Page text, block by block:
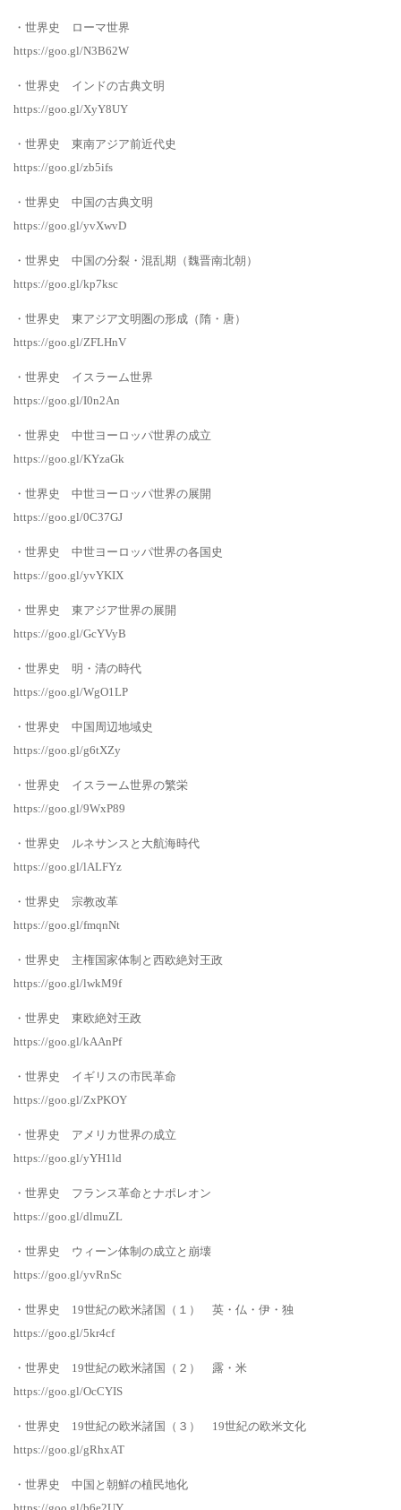
・世界史 ローマ世界
https://goo.gl/N3B62W
・世界史 インドの古典文明
https://goo.gl/XyY8UY
・世界史 東南アジア前近代史
https://goo.gl/zb5ifs
・世界史 中国の古典文明
https://goo.gl/yvXwvD
・世界史 中国の分裂・混乱期（魏晋南北朝）
https://goo.gl/kp7ksc
・世界史 東アジア文明圏の形成（隋・唐）
https://goo.gl/ZFLHnV
・世界史 イスラーム世界
https://goo.gl/I0n2An
・世界史 中世ヨーロッパ世界の成立
https://goo.gl/KYzaGk
・世界史 中世ヨーロッパ世界の展開
https://goo.gl/0C37GJ
・世界史 中世ヨーロッパ世界の各国史
https://goo.gl/yvYKIX
・世界史 東アジア世界の展開
https://goo.gl/GcYVyB
・世界史 明・清の時代
https://goo.gl/WgO1LP
・世界史 中国周辺地域史
https://goo.gl/g6tXZy
・世界史 イスラーム世界の繁栄
https://goo.gl/9WxP89
・世界史 ルネサンスと大航海時代
https://goo.gl/lALFYz
・世界史 宗教改革
https://goo.gl/fmqnNt
・世界史 主権国家体制と西欧絶対王政
https://goo.gl/lwkM9f
・世界史 東欧絶対王政
https://goo.gl/kAAnPf
・世界史 イギリスの市民革命
https://goo.gl/ZxPKOY
・世界史 アメリカ世界の成立
https://goo.gl/yYH1ld
・世界史 フランス革命とナポレオン
https://goo.gl/dlmuZL
・世界史 ウィーン体制の成立と崩壊
https://goo.gl/yvRnSc
・世界史 19世紀の欧米諸国（１） 英・仏・伊・独
https://goo.gl/5kr4cf
・世界史 19世紀の欧米諸国（２） 露・米
https://goo.gl/OcCYIS
・世界史 19世紀の欧米諸国（３） 19世紀の欧米文化
https://goo.gl/gRhxAT
・世界史 中国と朝鮮の植民地化